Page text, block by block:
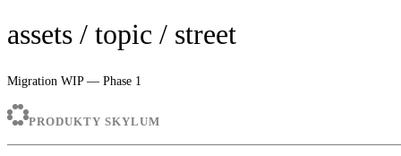
assets / topic / street
Migration WIP — Phase 1
PRODUKTY SKYLUM